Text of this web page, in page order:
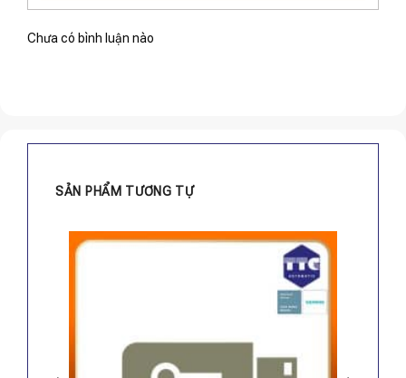
Chưa có bình luận nào
SẢN PHẨM TƯƠNG TỰ